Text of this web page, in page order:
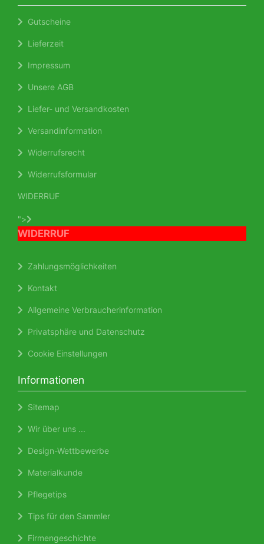
Gutscheine
Lieferzeit
Impressum
Unsere AGB
Liefer- und Versandkosten
Versandinformation
Widerrufsrecht
Widerrufsformular
WIDERRUF
">
WIDERRUF
Zahlungsmöglichkeiten
Kontakt
Allgemeine Verbraucherinformation
Privatsphäre und Datenschutz
Cookie Einstellungen
Informationen
Sitemap
Wir über uns ...
Design-Wettbewerbe
Materialkunde
Pflegetips
Tips für den Sammler
Firmengeschichte